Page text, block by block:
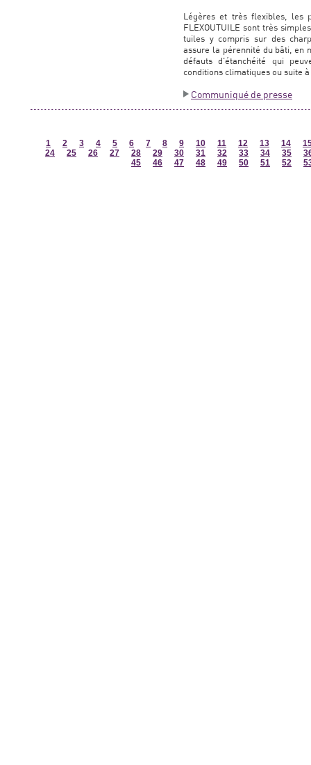
Légères et très flexibles, les
FLEXOUTUILE sont très
tuiles y compris sur des
assure la pérennité du bâti, en
défauts d'étanchéité qui
conditions climatiques ou suite
Communiqué de presse
1 2 3 4 5 6 7 8 9 10 11 12 13 14
24
25 26 27 28 29 30 31 32 33 34 35
45
46 47 48 49 50 51 52